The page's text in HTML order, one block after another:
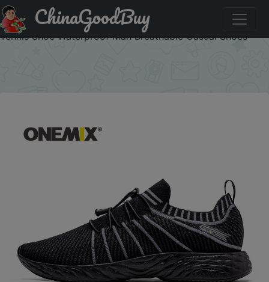
Промокод на скидку :AEUA4 ONEMIX 2026 Men Running
Shoes Non-slip Shock Absorption Sneaker Lightweight
Tennis Shoe Waterproof Man Breathable Casual Shoes
ChinaGoodBuy